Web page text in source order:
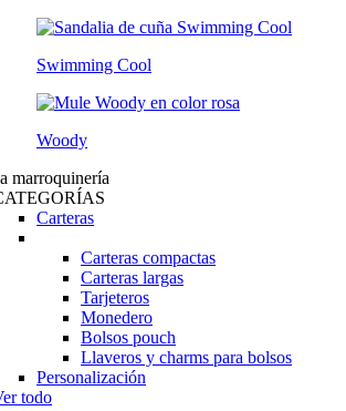
Swimming Cool
Woody
marroquinería
Carteras
Carteras compactas
Carteras largas
Tarjeteros
Monedero
Bolsos pouch
Llaveros y charms para bolsos
Personalización
todo